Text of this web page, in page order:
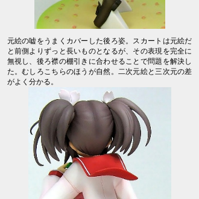
元絵の嘘をうまくカバーした後ろ姿。スカートは元絵だ
と前側よりずっと長いものとなるが、その表現を完全に
無視し、後ろ襟の棚引きに合わせることで問題を解決し
た。むしろこちらのほうが自然。二次元絵と三次元の差
がよく分かる。